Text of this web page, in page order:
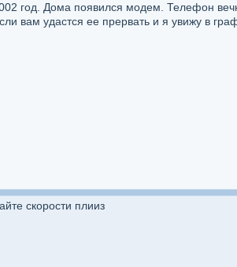
год. Дома появился модем. Телефон
вам удастся ее прервать и я увижу в
скорости плииз